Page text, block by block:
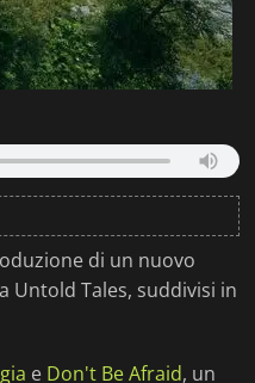
di un nuovo
Untold Tales, suddivisi in
e Don't Be Afraid, un